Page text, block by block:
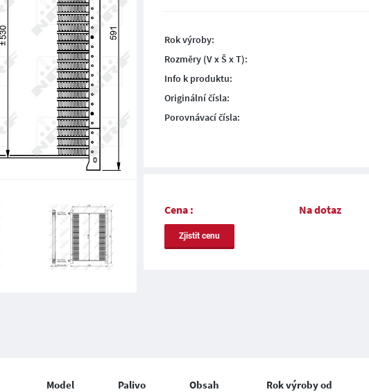
Rok výroby:
Rozměry (V x Š x T):
Info k produktu:
Originální čísla:
Porovnávací čísla:
Cena : Na dotaz
Zjistit cenu
Model Palivo Obsah Rok výroby od